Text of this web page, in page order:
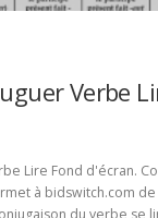
Verbe
Lire Fond d'écran.
à bidswitch.com
du verbe se